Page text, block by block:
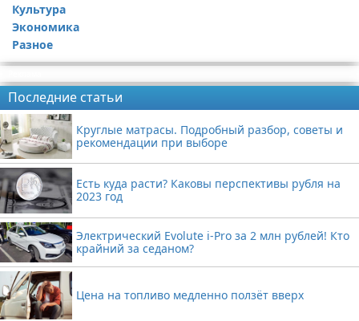
Культура
Экономика
Разное
Последние статьи
Круглые матрасы. Подробный разбор, советы и
рекомендации при выборе
Есть куда расти? Каковы перспективы рубля на
2023 год
Электрический Evolute i-Pro за 2 млн рублей! Кто
крайний за седаном?
Цена на топливо медленно ползёт вверх